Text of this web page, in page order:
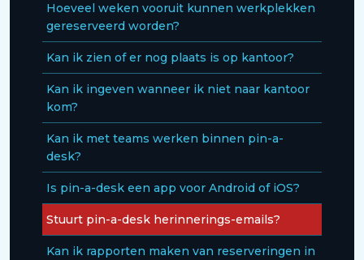
Hoeveel weken vooruit kunnen werkplekken
gereserveerd worden?
Kan ik zien of er nog plaats is op kantoor?
Kan ik ingeven wanneer ik niet naar kantoor
kom?
Kan ik met teams werken binnen pin-a-
desk?
Is pin-a-desk een app voor Android of iOS?
Stuurt pin-a-desk herinnerings-emails?
Kan ik rapporten maken van reserveringen in